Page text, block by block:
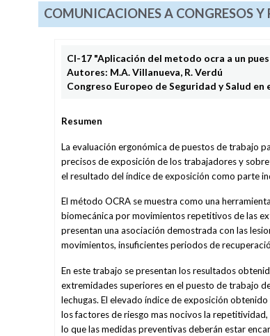
COMUNICACIONES A CONGRESOS
CI-17 "Aplicación del metodo ocra a un
Autores: M.A. Villanueva, R. Verdú
Congreso Europeo de Seguridad y Salud
Resumen
La evaluación ergonómica de puestos de trabajo
precisos de exposición de los trabajadores y
el resultado del índice de exposición como parte
El método OCRA se muestra como una
biomecánica por movimientos repetitivos de las
presentan una asociación demostrada con las
movimientos, insuficientes periodos de
En este trabajo se presentan los resultados
extremidades superiores en el puesto de trabajo
lechugas. El elevado índice de exposición
los factores de riesgo mas nocivos la
lo que las medidas preventivas deberán estar